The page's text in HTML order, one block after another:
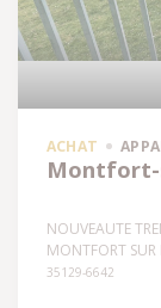
ACHAT
Montfort-
NOUVEAUTE
MONTFORT
35129-6642